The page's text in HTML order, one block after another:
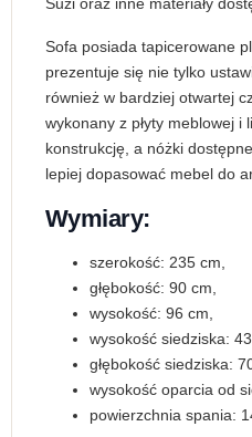
Sofa posiada tapicerowane
prezentuje się nie tylko
również w bardziej otwartej
wykonany z płyty meblowej i
konstrukcję, a nóżki
lepiej dopasować mebel do
Wymiary:
szerokość: 235 cm,
głębokość: 90 cm,
wysokość: 96 cm,
wysokość siedziska: 43
głębokość siedziska:
wysokość oparcia od
powierzchnia spania: